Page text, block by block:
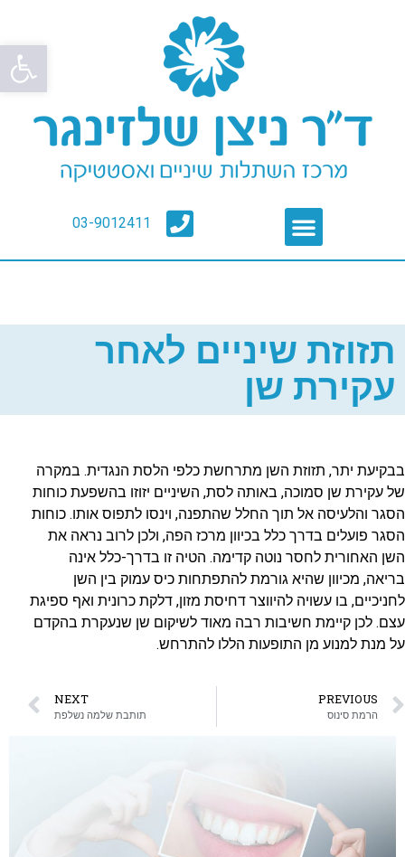
פתח
03-9012411
תזוזת שיניים לאחר
עקירת שן
בבקיעת יתר, תזוזת השן מתרחשת כלפי הלסת הנגדית. במקרה
של עקירת שן סמוכה, באותה לסת, השיניים יזוזו בהשפעת כוחות
הסגר והלעיסה אל תוך החלל שהתפנה, וינסו לתפוס אותו. כוחות
הסגר פועלים בדרך כלל בכיוון מרכז הפה, ולכן לרוב נראה את
השן האחורית לחסר נוטה קדימה. הטיה זו בדרך-כלל אינה
בריאה, מכיוון שהיא גורמת להתפתחות כיס עמוק בין השן
לחניכיים, בו עשויה להיווצר דחיסת מזון, דלקת כרונית ואף ספיגת
עצם. לכן קיימת חשיבות רבה מאוד לשיקום שן שנעקרת בהקדם
על מנת למנוע מן התופעות הללו להתרחש.
PREVIOUS
הרמת סינוס
NEXT
תותבת שלמה נשלפת